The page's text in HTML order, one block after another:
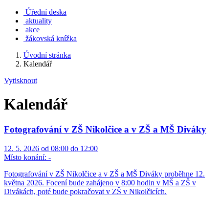
Úřední deska
aktuality
akce
žákovská knížka
Úvodní stránka
Kalendář
Vytisknout
Kalendář
Fotografování v ZŠ Nikolčice a v ZŠ a MŠ Diváky
12. 5. 2026 od 08:00 do 12:00
Místo konání: -
Fotografování v ZŠ Nikolčice a v ZŠ a MŠ Diváky proběhne 12.
května 2026. Focení bude zahájeno v 8:00 hodin v MŠ a ZŠ v
Divákách, poté bude pokračovat v ZŠ v Nikolčicích.